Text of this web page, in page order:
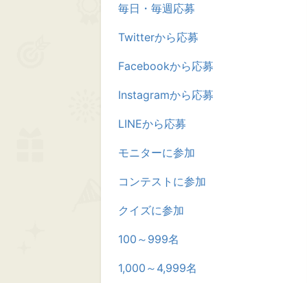
毎日・毎週応募
Twitterから応募
Facebookから応募
Instagramから応募
LINEから応募
モニターに参加
コンテストに参加
クイズに参加
100～999名
1,000～4,999名